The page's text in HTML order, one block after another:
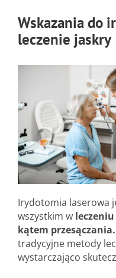
Wskazania do
leczenie jaskry
Irydotomia laserowa
wszystkim w
kątem przesączania.
tradycyjne metody
wystarczająco